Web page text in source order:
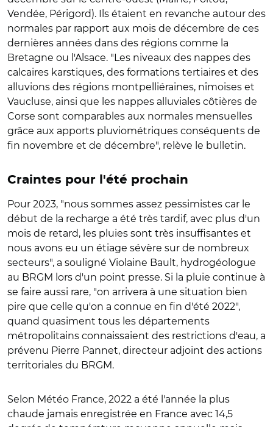
Vendée, Périgord). Ils étaient en revanche autour des
normales par rapport aux mois de décembre de ces
dernières années dans des régions comme la
Bretagne ou l'Alsace. "Les niveaux des nappes des
calcaires karstiques, des formations tertiaires et des
alluvions des régions montpelliéraines, nîmoises et
Vaucluse, ainsi que les nappes alluviales côtières de
Corse sont comparables aux normales mensuelles
grâce aux apports pluviométriques conséquents de
fin novembre et de décembre", relève le bulletin.
Craintes pour l'été prochain
Pour 2023, "nous sommes assez pessimistes car le
début de la recharge a été très tardif, avec plus d'un
mois de retard, les pluies sont très insuffisantes et
nous avons eu un étiage sévère sur de nombreux
secteurs", a souligné Violaine Bault, hydrogéologue
au BRGM lors d'un point presse. Si la pluie continue à
se faire aussi rare, "on arrivera à une situation bien
pire que celle qu'on a connue en fin d'été 2022",
quand quasiment tous les départements
métropolitains connaissaient des restrictions d'eau, a
prévenu Pierre Pannet, directeur adjoint des actions
territoriales du BRGM.
Selon Météo France, 2022 a été l'année la plus
chaude jamais enregistrée en France avec 14,5